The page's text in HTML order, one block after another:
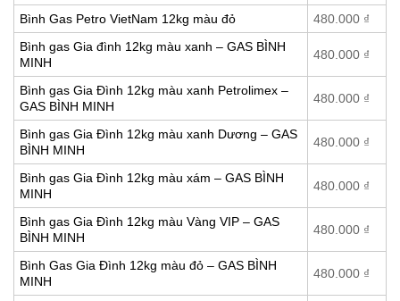
Bình Gas Petro VietNam 12kg màu đỏ
480.000 ₫
Bình gas Gia đình 12kg màu xanh – GAS BÌNH
MINH
480.000 ₫
Bình gas Gia Đình 12kg màu xanh Petrolimex –
GAS BÌNH MINH
480.000 ₫
Bình gas Gia Đình 12kg màu xanh Dương – GAS
BÌNH MINH
480.000 ₫
Bình gas Gia Đình 12kg màu xám – GAS BÌNH
MINH
480.000 ₫
Bình gas Gia Đình 12kg màu Vàng VIP – GAS
BÌNH MINH
480.000 ₫
Bình Gas Gia Đình 12kg màu đỏ – GAS BÌNH
MINH
480.000 ₫